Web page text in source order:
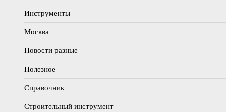
Инструменты
Москва
Новости разные
Полезное
Справочник
Строительный инструмент